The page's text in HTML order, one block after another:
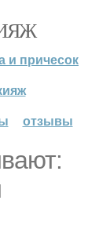
и причесок
отзывы